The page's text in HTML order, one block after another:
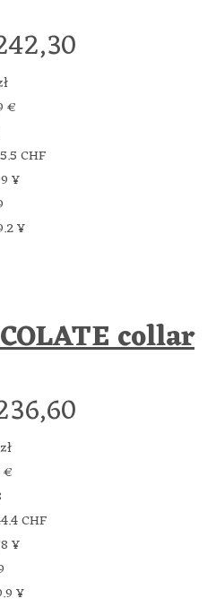
€
CHF
¥
¥
collar
€
CHF
¥
¥